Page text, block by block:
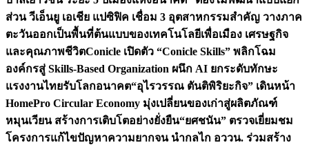
ส่วน วีเอ็นยู เอเชีย แปซิฟิค เชื่อม 3 อุตสาหกรรมสำคัญ วางภาค
ตะวันออกเป็นพื้นที่ต้นแบบของเทคโนโลยีเพื่อเมือง เศรษฐกิจ
และคุณภาพชีวิตConicle เปิดตัว “Conicle Skills” พลิกโฉม
องค์กรสู่ Skills-Based Organization ผนึก AI ยกระดับทักษะ
แรงงานไทยรับโลกอนาคต“อุไรวรรณ ตันติพิริยะกิจ” เดินหน้า
HomePro Circular Economy มุ่งเปลี่ยนของเก่าสู่ผลิตภัณฑ์
หมุนเวียน สร้างการเติบโตอย่างยั่งยืน“ยศชนัน” ตรวจเยี่ยมชม
โครงการแก้ไขปัญหาความยากจน นำกลไก อววน. ร่วมสร้าง